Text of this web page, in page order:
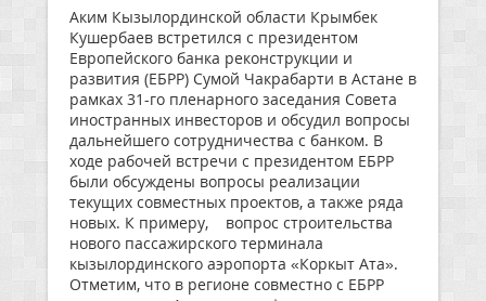
Аким Кызылординской области Крымбек
Кушербаев встретился с президентом
Европейского банка реконструкции и
развития (ЕБРР) Сумой Чакрабарти в Астане в
рамках 31-го пленарного заседания Совета
иностранных инвесторов и обсудил вопросы
дальнейшего сотрудничества с банком. В
ходе рабочей встречи с президентом ЕБРР
были обсуждены вопросы реализации
текущих совместных проектов, а также ряда
новых. К примеру, вопрос строительства
нового пассажирского терминала
кызылординского аэропорта «Коркыт Ата».
Отметим, что в регионе совместно с ЕБРР